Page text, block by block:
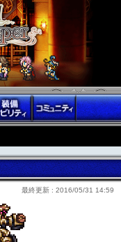
最終更新 : 2016/05/31 14:59